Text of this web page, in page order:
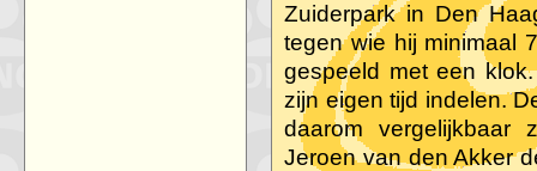
Zuiderpark in Den
tegen wie hij minimaal
gespeeld met een
zijn eigen tijd indelen.
daarom vergelijkbaar
Jeroen van den Akker